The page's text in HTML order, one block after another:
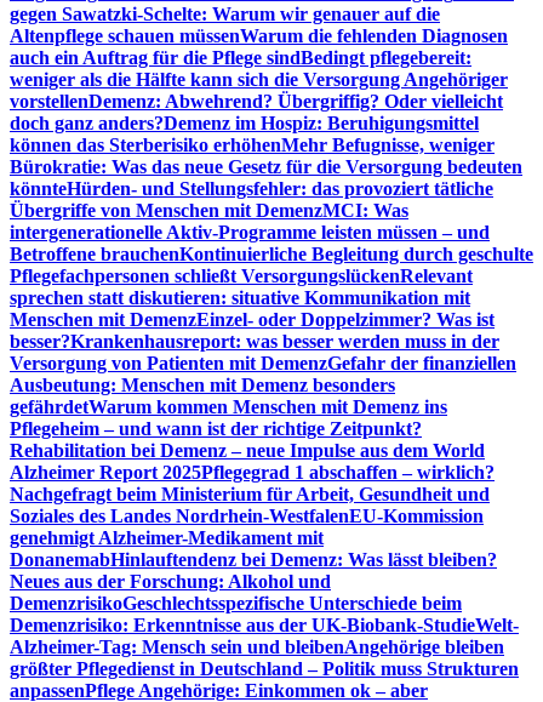
gegen Sawatzki-Schelte: Warum wir genauer auf die
Altenpflege schauen müssenWarum die fehlenden Diagnosen
auch ein Auftrag für die Pflege sindBedingt pflegebereit:
weniger als die Hälfte kann sich die Versorgung Angehöriger
vorstellenDemenz: Abwehrend? Übergriffig? Oder vielleicht
doch ganz anders?Demenz im Hospiz: Beruhigungsmittel
können das Sterberisiko erhöhenMehr Befugnisse, weniger
Bürokratie: Was das neue Gesetz für die Versorgung bedeuten
könnteHürden- und Stellungsfehler: das provoziert tätliche
Übergriffe von Menschen mit DemenzMCI: Was
intergenerationelle Aktiv-Programme leisten müssen – und
Betroffene brauchenKontinuierliche Begleitung durch geschulte
Pflegefachpersonen schließt VersorgungslückenRelevant
sprechen statt diskutieren: situative Kommunikation mit
Menschen mit DemenzEinzel- oder Doppelzimmer? Was ist
besser?Krankenhausreport: was besser werden muss in der
Versorgung von Patienten mit DemenzGefahr der finanziellen
Ausbeutung: Menschen mit Demenz besonders
gefährdetWarum kommen Menschen mit Demenz ins
Pflegeheim – und wann ist der richtige Zeitpunkt?
Rehabilitation bei Demenz – neue Impulse aus dem World
Alzheimer Report 2025Pflegegrad 1 abschaffen – wirklich?
Nachgefragt beim Ministerium für Arbeit, Gesundheit und
Soziales des Landes Nordrhein-WestfalenEU-Kommission
genehmigt Alzheimer-Medikament mit
DonanemabHinlauftendenz bei Demenz: Was lässt bleiben?
Neues aus der Forschung: Alkohol und
DemenzrisikoGeschlechtsspezifische Unterschiede beim
Demenzrisiko: Erkenntnisse aus der UK-Biobank-StudieWelt-
Alzheimer-Tag: Mensch sein und bleibenAngehörige bleiben
größter Pflegedienst in Deutschland – Politik muss Strukturen
anpassenPflege Angehörige: Einkommen ok – aber